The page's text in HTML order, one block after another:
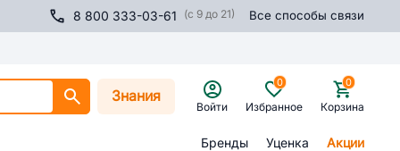
8 800 333-03-61 (с 9 до 21) Все способы связи
Знания
Войти Избранное
0
Корзина
0
Бренды Уценка Акции